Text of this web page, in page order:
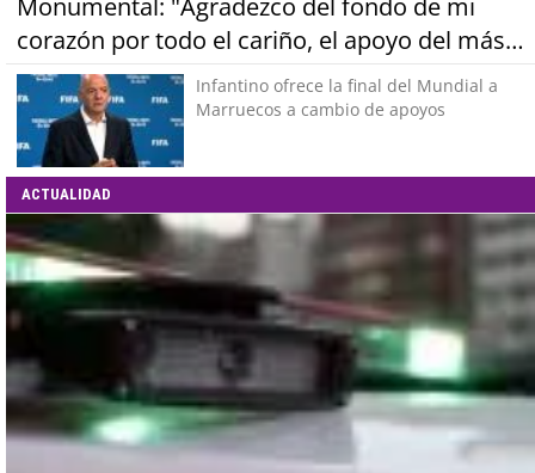
Monumental: "Agradezco del fondo de mi
corazón por todo el cariño, el apoyo del más
grande de Chile"Infantino ofrece la final del Mundial a
Marruecos a cambio de apoyos
ACTUALIDAD